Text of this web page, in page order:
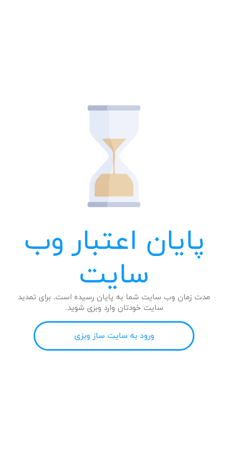
پایان اعتبار وب
سایت
مدت زمان وب سایت شما به پایان رسیده است. برای تمدید
سایت خودتان وارد وبزی شوید.
ورود به سایت ساز وبزی